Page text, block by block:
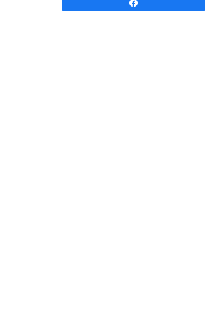
Previsore: CARPENTARI